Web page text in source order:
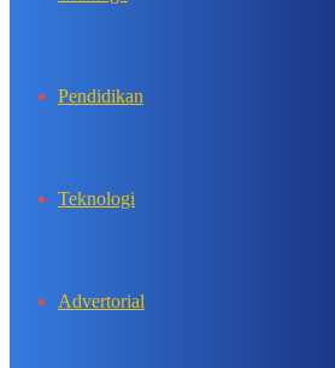
Pendidikan
Teknologi
Advertorial